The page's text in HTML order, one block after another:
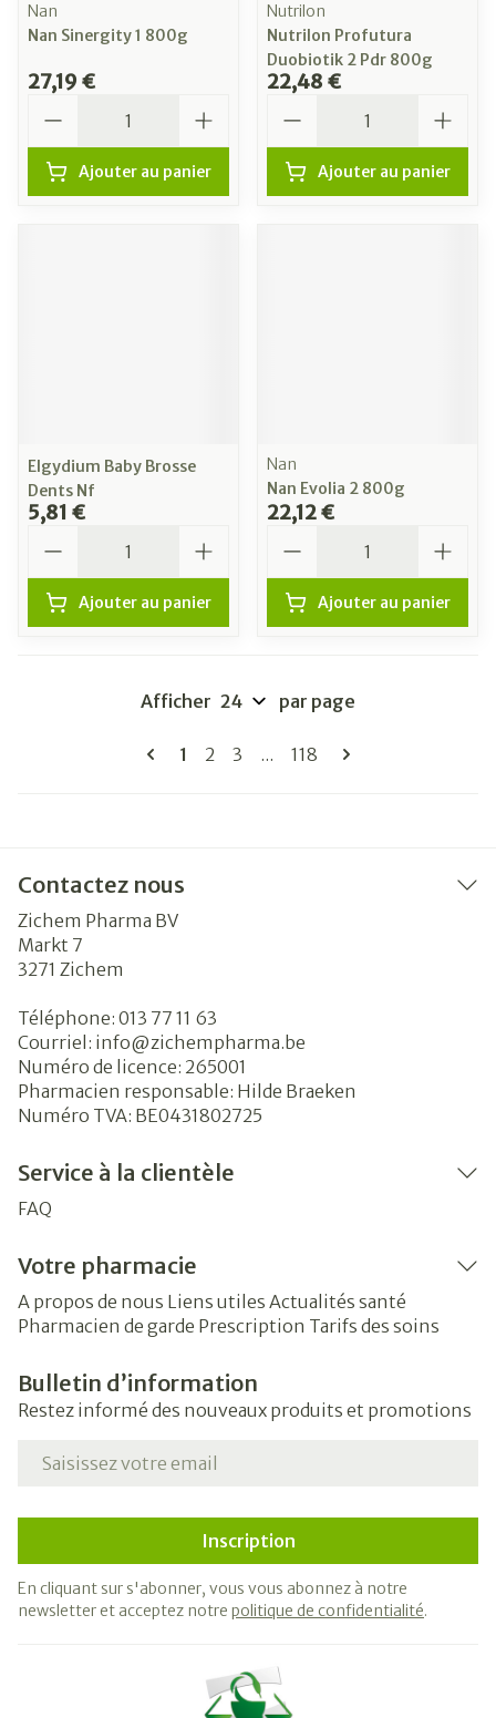
Nan
Nan Sinergity 1 800g
27,19 €
Ajouter au panier
Nutrilon
Nutrilon Profutura
Duobiotik 2 Pdr 800g
22,48 €
Ajouter au panier
Elgydium Baby Brosse
Dents Nf
5,81 €
Ajouter au panier
Nan
Nan Evolia 2 800g
22,12 €
Ajouter au panier
Pages
Vous lisez actuellement la page
1 Page
2 Page
3 ... Page
118
Afficher par page
Contactez nous
Zichem Pharma BV
Markt 7
3271 Zichem
Téléphone: 013 77 11 63
Courriel: info@zichempharma.be
Numéro de licence: 265001
Pharmacien responsable: Hilde Braeken
Numéro TVA: BE0431802725
Service à la clientèle
FAQ
Votre pharmacie
A propos de nous Liens utiles Actualités santé
Pharmacien de garde Prescription Tarifs des soins
Bulletin d’information
Restez informé des nouveaux produits et promotions
Adresse mail
Inscription
En cliquant sur s'abonner, vous vous abonnez à notre
newsletter et acceptez notre politique de confidentialité.